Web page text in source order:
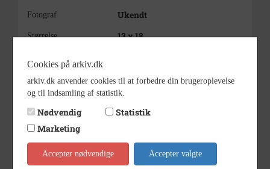
Fotograf Ukendt
Størrelse 13 x 18
Se på kort
Type Sogn (1000-2050)
Kastrup Sogn (Tårnby
Arkiv Tårnby Stads- og Lokalarkiv
Cookies på arkiv.dk
arkiv.dk anvender cookies til at forbedre din brugeroplevelse
og til indsamling af statistik.
Nødvendig
Statistik
Marketing
Accepter nødvendige Accepter valgte